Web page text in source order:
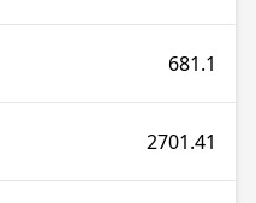
681.1
2701.41